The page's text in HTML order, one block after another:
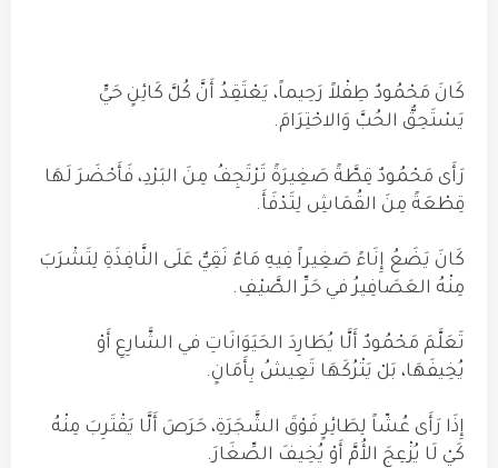
كَانَ مَحْمُودٌ طِفْلاً رَحِيماً، يَعْتَقِدُ أَنَّ كُلَّ كَائِنٍ حَيٍّ
يَسْتَحِقُّ الحُبَّ وَالاحْتِرَامَ.
رَأَى مَحْمُودٌ قِطَّةً صَغِيرَةً تَرْتَجِفُ مِنَ البَرْدِ، فَأَحْضَرَ لَهَا
قِطْعَةً مِنَ القُمَاشِ لِتَدْفَأَ.
كَانَ يَضَعُ إِنَاءً صَغِيراً فِيهِ مَاءٌ نَقِيٌّ عَلَى النَّافِذَةِ لِتَشْرَبَ
مِنْهُ العَصَافِيرُ في حَرِّ الصَّيْفِ.
تَعَلَّمَ مَحْمُودٌ أَلَّا يُطَارِدَ الحَيَوَانَاتِ في الشَّارِعِ أَوْ
يُخِيفَهَا، بَلْ يَتْرُكَهَا تَعِيشُ بِأَمَانٍ.
إِذَا رَأَى عُشّاً لِطَائِرٍ فَوْقَ الشَّجَرَةِ، حَرَصَ أَلَّا يَقْتَرِبَ مِنْهُ
كَيْ لَا يُزْعِجَ الأُمَّ أَوْ يُخِيفَ الصِّغَارَ.